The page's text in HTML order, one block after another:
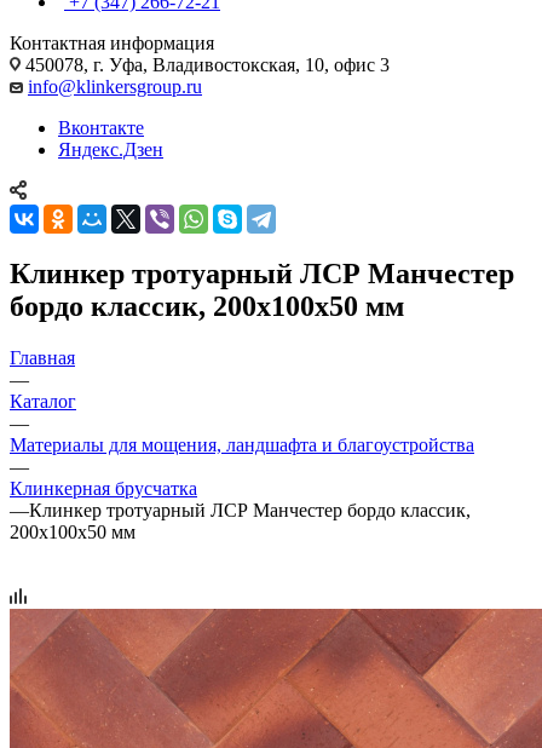
Контактная информация
450078, г. Уфа, Владивостокская, 10, офис 3
info@klinkersgroup.ru
Вконтакте
Яндекс.Дзен
Клинкер тротуарный ЛСР Манчестер
бордо классик, 200х100х50 мм
Главная
—
Каталог
—
Материалы для мощения, ландшафта и благоустройства
—
Клинкерная брусчатка
—Клинкер тротуарный ЛСР Манчестер бордо классик,
200х100х50 мм